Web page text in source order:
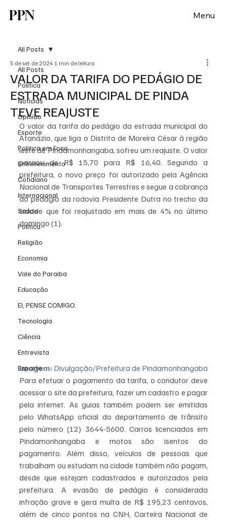
PPN Menu
All Posts
Política
Notícias
Opinião
Esporte
Politica em Foco
Entretenimento
Cotidiano
Internacional
Saúde
Politica
Religião
Economia
Vale do Paraiba
Educação
EI, PENSE COMIGO.
Tecnologia
Ciência
Entrevista
Esporte
All Posts
VALOR DA TARIFA DO PEDÁGIO DE
ESTRADA MUNICIPAL DE PINDA
TEVE REAJUSTE
5 de set. de 2024 1 min de leitura
O valor da tarifa do pedágio da estrada municipal do
Atanázio, que liga o Distrito de Moreira César à região
leste de Pindamonhangaba, sofreu um reajuste. O valor
passou de R$ 15,70 para R$ 16,40. Segundo a
prefeitura, o novo preço foi autorizado pela Agência
Nacional de Transportes Terrestres e segue a cobrança
do pedágio da rodovia Presidente Dutra no trecho da
cidade que foi reajustado em mais de 4% no último
domingo (1).
Imagem: Divulgação/Prefeitura de Pindamonhangaba
Para efetuar o pagamento da tarifa, o condutor deve
acessar o site da prefeitura, fazer um cadastro e pagar
pela internet. As guias também podem ser emitidas
pelo WhatsApp oficial do departamento de trânsito
pelo número (12) 3644-5600. Carros licenciados em
Pindamonhangaba e motos são isentos do
pagamento. Além disso, veículos de pessoas que
trabalham ou estudam na cidade também não pagam,
desde que estejam cadastrados e autorizados pela
prefeitura. A evasão de pedágio é considerada
infração grave e gera multa de R$ 195,23 centavos,
além de cinco pontos na CNH, Carteira Nacional de